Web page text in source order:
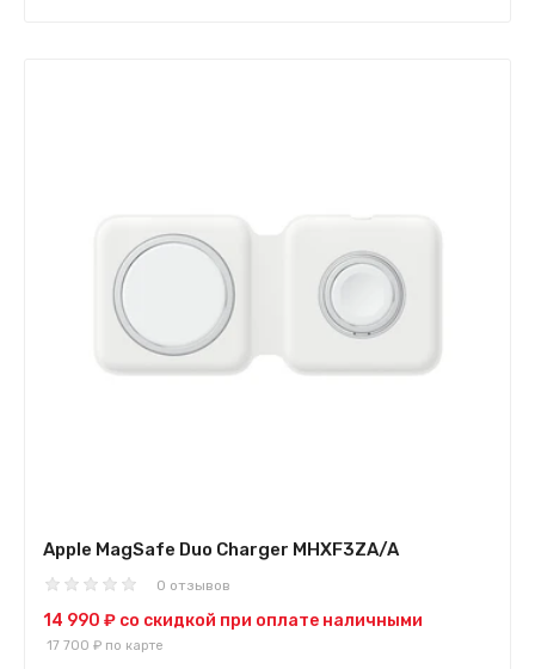
Apple MagSafe Duo Charger MHXF3ZA/A
0 отзывов
14 990 ₽ со скидкой при оплате наличными
17 700 ₽ по карте